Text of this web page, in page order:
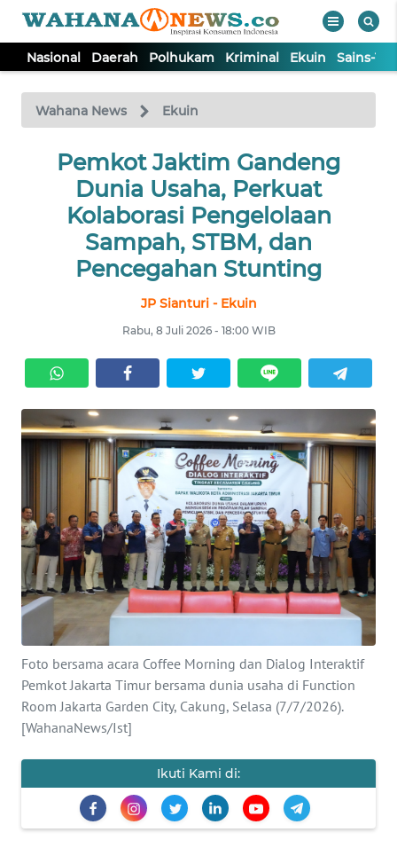
Nasional Daerah Polhukam Kriminal Ekuin Sains-
Wahana News Ekuin
Pemkot Jaktim Gandeng
Dunia Usaha, Perkuat
Kolaborasi Pengelolaan
Sampah, STBM, dan
Pencegahan Stunting
JP Sianturi - Ekuin
Rabu, 8 Juli 2026 - 18:00 WIB
Foto bersama acara Coffee Morning dan Dialog Interaktif
Pemkot Jakarta Timur bersama dunia usaha di Function
Room Jakarta Garden City, Cakung, Selasa (7/7/2026).
[WahanaNews/Ist]
Ikuti Kami di:
TV
Tutup
NASIONAL
DAERAH
POLHUKAM
EKUIN
SAINS-TEKNO
KESEHATAN
INTERNASIONAL
SERBA-SERBI
PENDIDIKAN
OLAHRAGA
OPINI